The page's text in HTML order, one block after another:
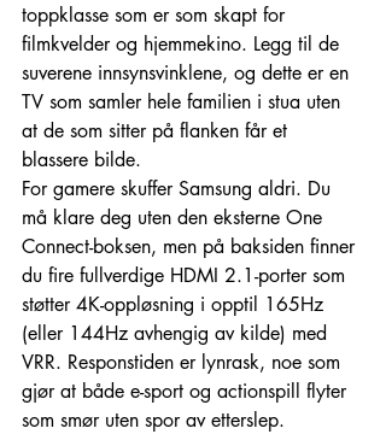
toppklasse som er som skapt for
filmkvelder og hjemmekino. Legg til de
suverene innsynsvinklene, og dette er en
TV som samler hele familien i stua uten
at de som sitter på flanken får et
blassere bilde.
For gamere skuffer Samsung aldri. Du
må klare deg uten den eksterne One
Connect-boksen, men på baksiden finner
du fire fullverdige HDMI 2.1-porter som
støtter 4K-oppløsning i opptil 165Hz
(eller 144Hz avhengig av kilde) med
VRR. Responstiden er lynrask, noe som
gjør at både e-sport og actionspill flyter
som smør uten spor av etterslep.